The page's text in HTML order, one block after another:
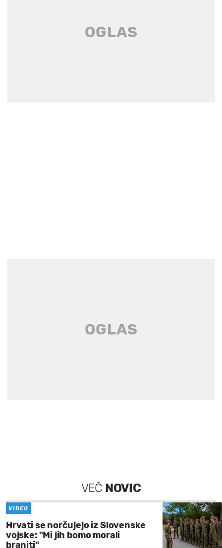
VEČ NOVIC
VIDEO
Hrvati se norčujejo iz Slovenske
vojske: "Mi jih bomo morali
braniti"